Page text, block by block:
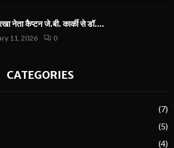
नेता कैप्टन जे.बी. कार्की से डॉ....
11, 2026 0
CATEGORIES
(7)
(5)
(4)